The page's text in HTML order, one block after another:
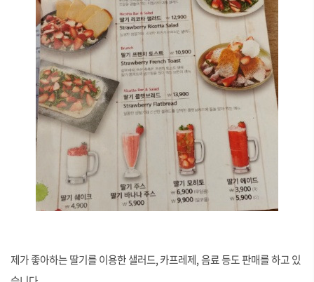
제가 좋아하는 딸기를 이용한 샐러드, 카프레제, 음료 등도 판매를 하고 있